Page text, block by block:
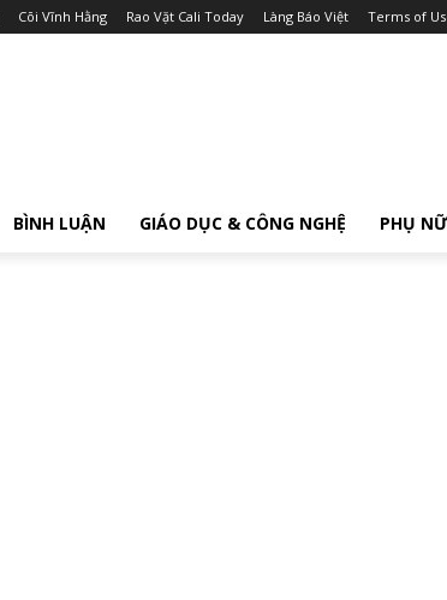
Cõi Vĩnh Hằng Rao Vặt Cali Today Làng Báo Việt Terms of
BÌNH LUẬN GIÁO DỤC & CÔNG NGHỆ PHỤ NỮ